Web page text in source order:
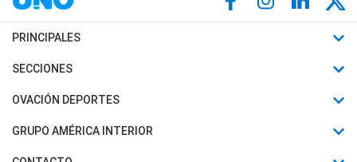
PRINCIPALES
Últimas Noticias
Política
SECCIONES
Horóscopo
Motores
OVACIÓN DEPORTES
Fútbol
Mundial
GRUPO AMÉRICA INTERIOR